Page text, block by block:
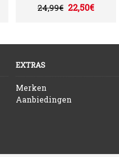
24,99€ 22,50€
EXTRAS
Merken
Aanbiedingen